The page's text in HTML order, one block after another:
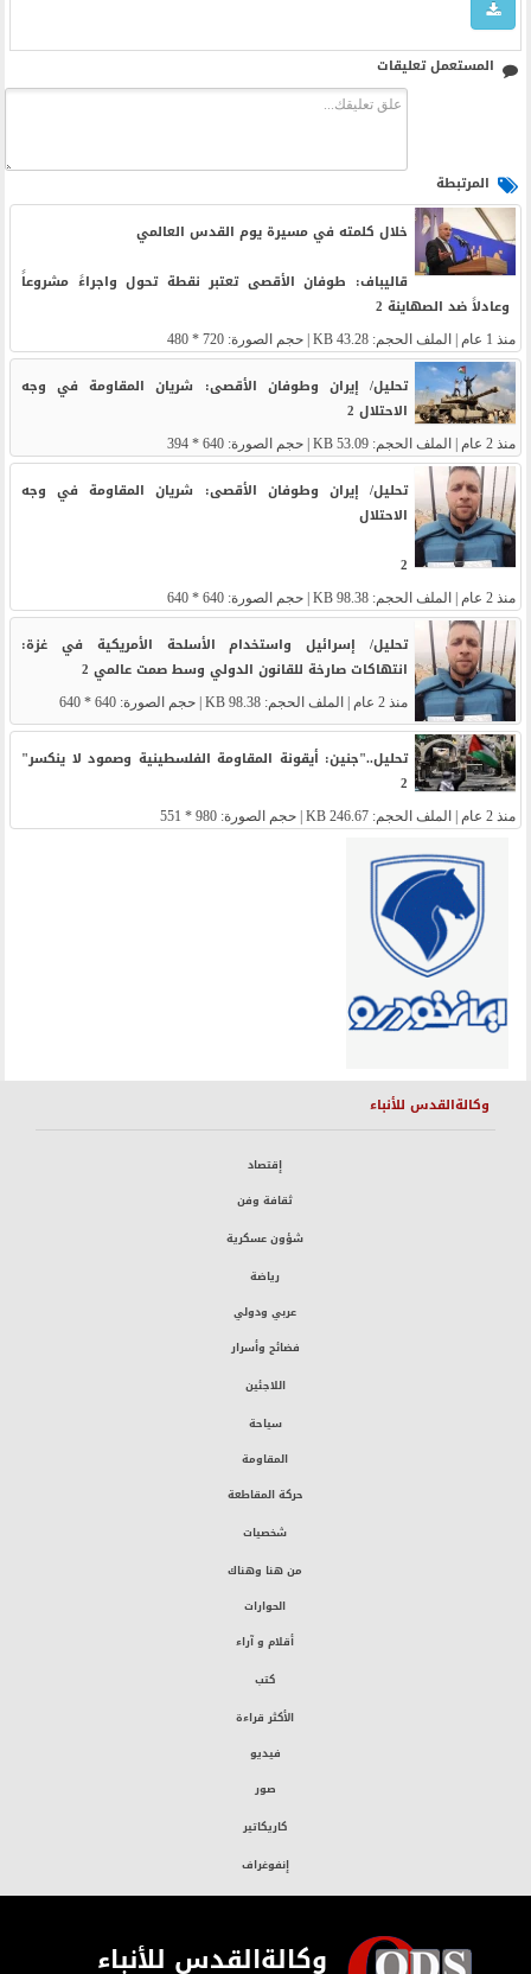
المستعمل تعليقات
المرتبطة
خلال كلمته في مسيرة يوم القدس العالمي
قاليباف: طوفان الأقصى تعتبر نقطة تحول واجراءً مشروعاً
وعادلاً ضد الصهاينة 2
منذ 1 عام | الملف الحجم: 43.28 KB | حجم الصورة: 720 * 480
تحليل/ إيران وطوفان الأقصى: شريان المقاومة في وجه
الاحتلال 2
منذ 2 عام | الملف الحجم: 53.09 KB | حجم الصورة: 640 * 394
تحليل/ إيران وطوفان الأقصى: شريان المقاومة في وجه
الاحتلال
2
منذ 2 عام | الملف الحجم: 98.38 KB | حجم الصورة: 640 * 640
تحليل/ إسرائيل واستخدام الأسلحة الأمريكية في غزة:
انتهاكات صارخة للقانون الدولي وسط صمت عالمي 2
منذ 2 عام | الملف الحجم: 98.38 KB | حجم الصورة: 640 * 640
تحليل.."جنين: أيقونة المقاومة الفلسطينية وصمود لا ينكسر"
2
منذ 2 عام | الملف الحجم: 246.67 KB | حجم الصورة: 980 * 551
وكالةالقدس للأنباء
إقتصاد
ثقافة وفن
شؤون عسكرية
رياضة
عربي ودولي
فضائح وأسرار
اللاجئين
سياحة
المقاومة
حركة المقاطعة
شخصيات
من هنا وهناك
الحوارات
أقلام و آراء
كتب
الأكثر قراءة
فيديو
صور
كاريكاتير
إنفوغراف
وكالةالقدس للأنباء